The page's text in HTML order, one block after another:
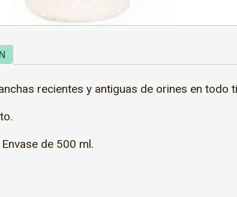
recientes y antiguas de orines en todo
Envase de 500 ml.